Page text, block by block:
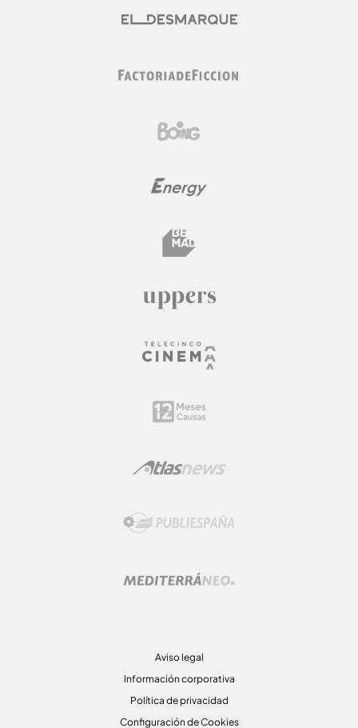
Aviso legal
Información corporativa
Política de privacidad
Configuración de Cookies